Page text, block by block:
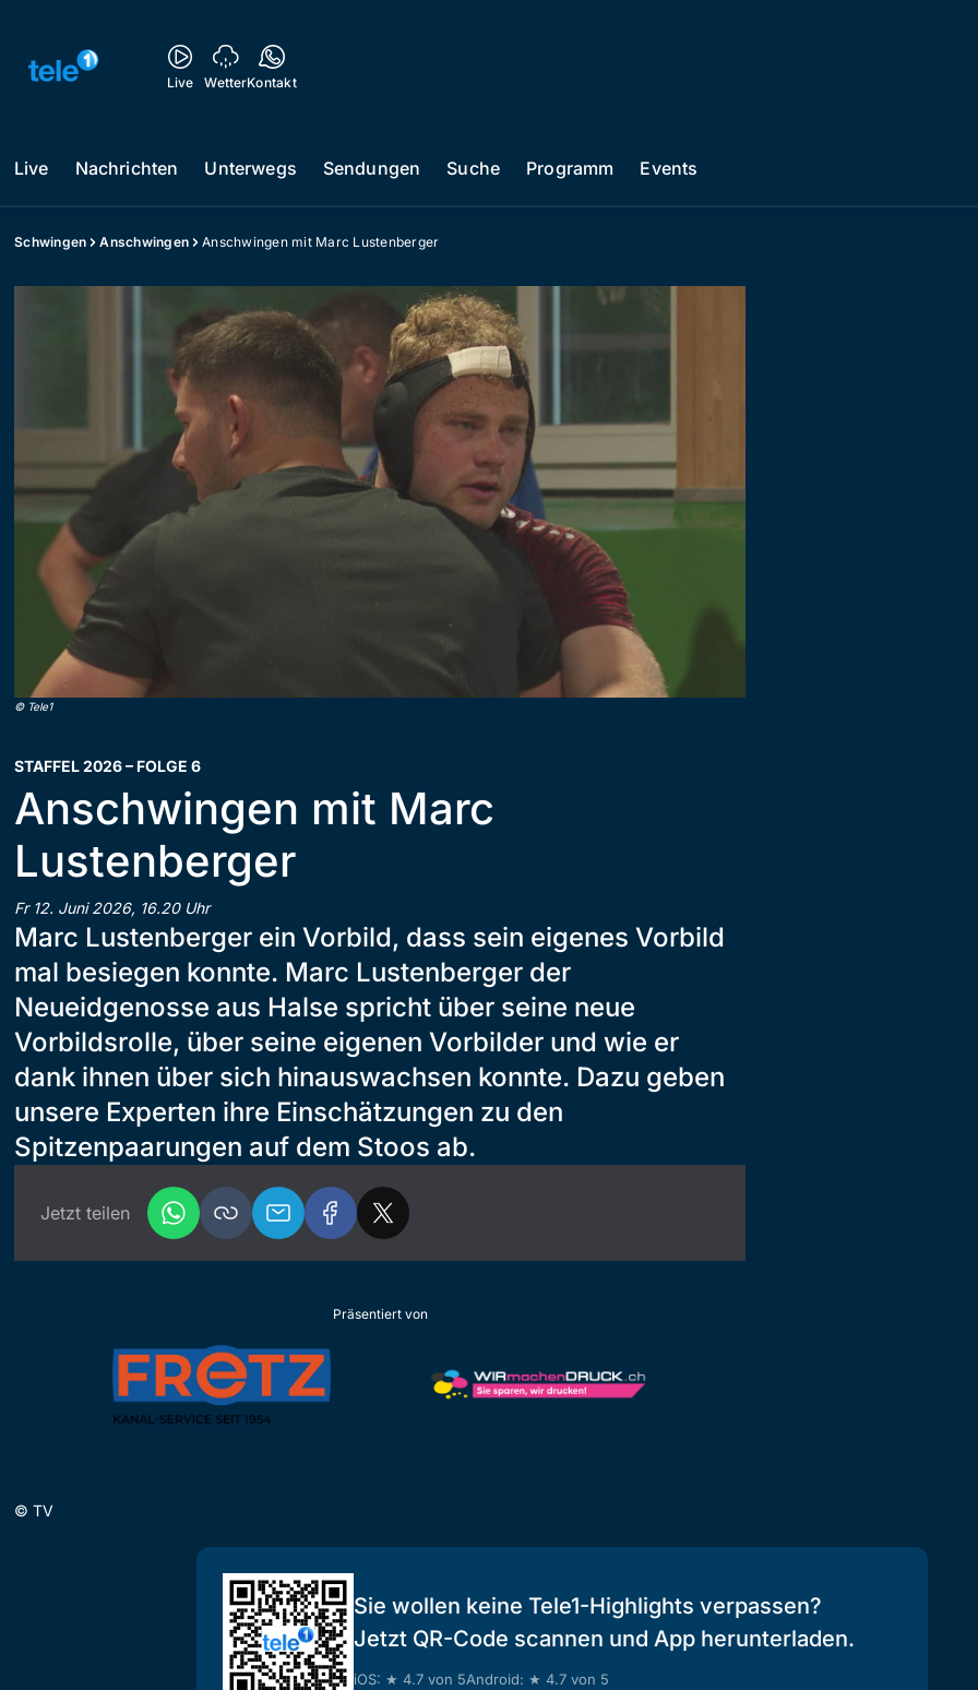
Live WetterKontakt
Live Nachrichten Unterwegs Sendungen Suche Programm Events
Schwingen Anschwingen Anschwingen mit Marc Lustenberger
© Tele1
STAFFEL 2026 – FOLGE 6
Anschwingen mit Marc
Lustenberger
Fr 12. Juni 2026, 16.20 Uhr
Marc Lustenberger ein Vorbild, dass sein eigenes Vorbild
mal besiegen konnte. Marc Lustenberger der
Neueidgenosse aus Halse spricht über seine neue
Vorbildsrolle, über seine eigenen Vorbilder und wie er
dank ihnen über sich hinauswachsen konnte. Dazu geben
unsere Experten ihre Einschätzungen zu den
Spitzenpaarungen auf dem Stoos ab.
Jetzt teilen
Präsentiert von
© TV
Sie wollen keine Tele1-Highlights verpassen?
Jetzt QR-Code scannen und App herunterladen.
iOS: ★ 4.7 von 5Android: ★ 4.7 von 5